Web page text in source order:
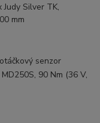
Silver TK,
mm
senzor
90 Nm (36 V,